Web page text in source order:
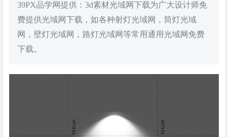
39PX品学网提供：3d素材光域网下载为广大设计师免
费提供光域网下载，如各种射灯光域网，筒灯光域
网，壁灯光域网，路灯光域网等常用通用光域网免费
下载。